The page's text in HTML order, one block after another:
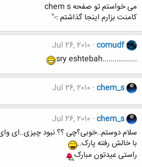
می خواستم تو صفحه chem s
کامنت بزارم اینجا گذاشتم :-"
comudf
Jul 26, 2010
.................sry eshtebah
chem_s
Jul 26, 2010
chem_s
Jul 26, 2010
سلام دوستم..خوبی؟چی ؟؟ نبود چیزی..ای
با خالش رفته پارک..
راستی عیدتون مبارک